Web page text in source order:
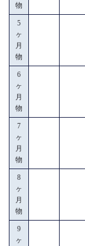
物
5
ヶ
月
物
6
ヶ
月
物
7
ヶ
月
物
8
ヶ
月
物
9
ヶ